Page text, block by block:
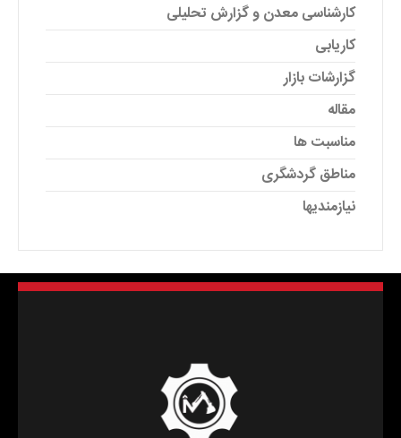
کارشناسی معدن و گزارش تحلیلی
کاریابی
گزارشات بازار
مقاله
مناسبت ها
مناطق گردشگری
نیازمندیها